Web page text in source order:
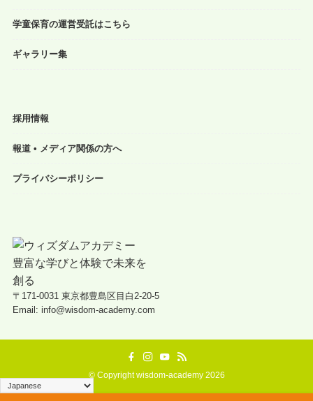
学童保育の運営受託はこちら
ギャラリー集
採用情報
報道 • メディア関係の方へ
プライバシーポリシー
〒171-0031 東京都豊島区目白2-20-5
Email: info@wisdom-academy.com
©Copyright wisdom-academy 2026